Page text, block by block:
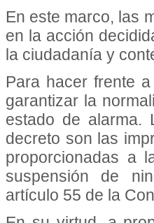
En este marco, las
en la acción
la ciudadanía y
Para hacer frente
garantizar la
estado de alarma.
decreto son las
proporcionadas a
suspensión de
artículo 55 de la